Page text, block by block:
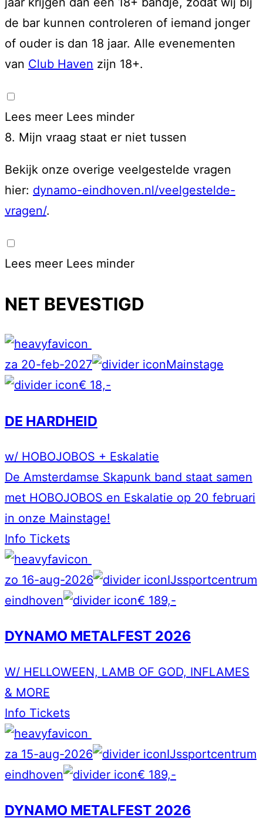
de bar kunnen controleren of iemand jonger
of ouder is dan 18 jaar. Alle evenementen
van Club Haven zijn 18+.
Lees meer Lees minder
8. Mijn vraag staat er niet tussen
Bekijk onze overige veelgestelde vragen
hier: dynamo-eindhoven.nl/veelgestelde-
vragen/.
Lees meer Lees minder
NET BEVESTIGD
za 20-feb-2027
Mainstage
€ 18,-
DE HARDHEID
w/ HOBOJOBOS + Eskalatie
De Amsterdamse Skapunk band staat samen
met HOBOJOBOS en Eskalatie op 20 februari
in onze Mainstage!
Info Tickets
zo 16-aug-2026
IJssportcentrum
eindhoven
€ 189,-
DYNAMO METALFEST 2026
W/ HELLOWEEN, LAMB OF GOD, INFLAMES
& MORE
Info Tickets
za 15-aug-2026
IJssportcentrum
eindhoven
€ 189,-
DYNAMO METALFEST 2026